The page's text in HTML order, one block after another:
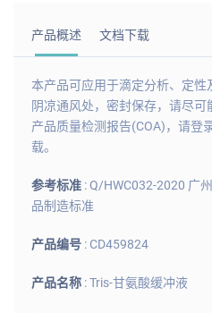
产品概述 文档下载
本产品可应用于滴定分析、定
阴凉通风处，密封保存，请尽
产品质量检测报告(COA)，请登
载。
参考标准 : Q/HWC032-2020 广
品制造标准
产品编号 : CD459824
产品名称 : Tris-甘氨酸缓冲液